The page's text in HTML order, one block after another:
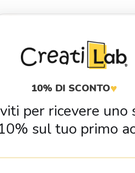
REGALO BOMBONIERE
10% DI SCONTO♥
per ricevere uno
sul tuo primo